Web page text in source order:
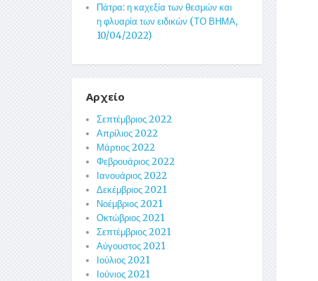
Πάτρα: η καχεξία των θεσμών και
η φλυαρία των ειδικών (ΤΟ ΒΗΜΑ,
10/04/2022)
Αρχείο
Σεπτέμβριος 2022
Απρίλιος 2022
Μάρτιος 2022
Φεβρουάριος 2022
Ιανουάριος 2022
Δεκέμβριος 2021
Νοέμβριος 2021
Οκτώβριος 2021
Σεπτέμβριος 2021
Αύγουστος 2021
Ιούλιος 2021
Ιούνιος 2021